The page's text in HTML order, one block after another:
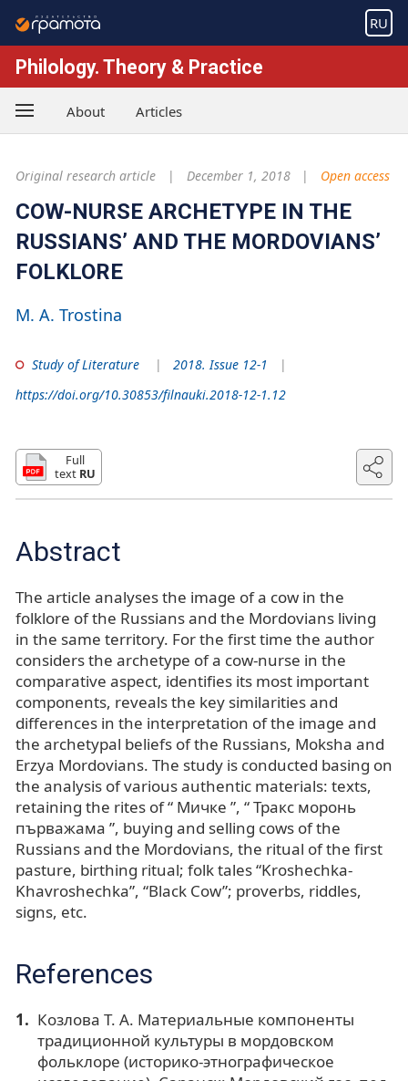
RU
Philology. Theory & Practice
About Articles
Original research article December 1, 2018 Open access
COW-NURSE ARCHETYPE IN THE
RUSSIANS’ AND THE MORDOVIANS’
FOLKLORE
M. A. Trostina
Study of Literature
2018. Issue 12-1
https://doi.org/10.30853/filnauki.2018-12-1.12
Full
text RU
Abstract
The article analyses the image of a cow in the
folklore of the Russians and the Mordovians living
in the same territory. For the first time the author
considers the archetype of a cow-nurse in the
comparative aspect, identifies its most important
components, reveals the key similarities and
differences in the interpretation of the image and
the archetypal beliefs of the Russians, Moksha and
Erzya Mordovians. The study is conducted basing on
the analysis of various authentic materials: texts,
retaining the rites of “ Мичке ”, “ Тракс моронь
първажама ”, buying and selling cows of the
Russians and the Mordovians, the ritual of the first
pasture, birthing ritual; folk tales “Kroshechka-
Khavroshechka”, “Black Cow”; proverbs, riddles,
signs, etc.
References
Козлова Т. А. Материальные компоненты
традиционной культуры в мордовском
фольклоре (историко-этнографическое